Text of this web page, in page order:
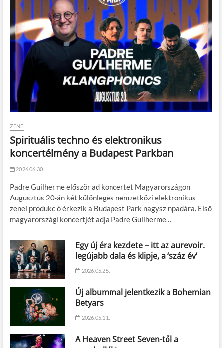
ZENE
Spirituális techno és elektronikus
koncertélmény a Budapest Parkban
2026.06.30.
Padre Guilherme először ad koncertet Magyarországon
Augusztus 20-án két különleges nemzetközi elektronikus
zenei produkció érkezik a Budapest Park nagyszínpadára. Első
magyarországi koncertjét adja Padre Guilherme…
Egy új éra kezdete – itt az aurevoir.
legújabb dala és klipje, a ‘száz év’
2026.05.25.
Új albummal jelentkezik a Bohemian
Betyars
2026.05.11.
A Heaven Street Seven-től a